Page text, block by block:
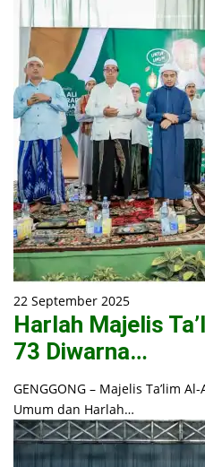
22 September 2025
Harlah Majelis
73 Diwarna…
GENGGONG – Majelis Ta’lim
Umum dan Harlah…